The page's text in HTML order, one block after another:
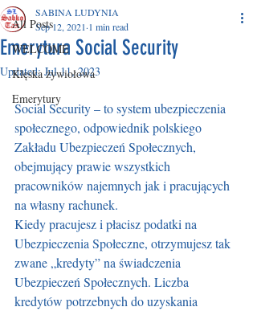
All Posts
WELCOME
Klęska żywiołowa
Emerytury
Emerytura Social Security
SABINA LUDYNIA
Sep 12, 2021 1 min read
Updated:Jul 11, 2023
Social Security – to system ubezpieczenia
społecznego, odpowiednik polskiego
Zakładu Ubezpieczeń Społecznych,
obejmujący prawie wszystkich
pracowników najemnych jak i pracujących
na własny rachunek.
Kiedy pracujesz i płacisz podatki na
Ubezpieczenia Społeczne, otrzymujesz tak
zwane „kredyty” na świadczenia
Ubezpieczeń Społecznych. Liczba
kredytów potrzebnych do uzyskania